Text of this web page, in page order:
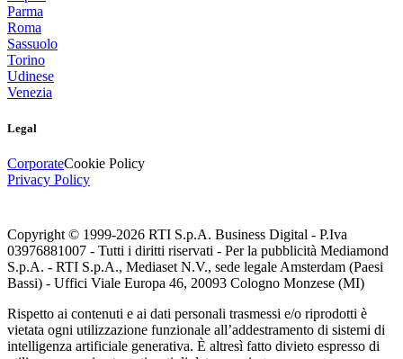
Parma
Roma
Sassuolo
Torino
Udinese
Venezia
Legal
CorporateCookie Policy
Privacy Policy
Copyright © 1999-2026 RTI S.p.A. Business Digital - P.Iva
03976881007 - Tutti i diritti riservati - Per la pubblicità Mediamond
S.p.A. - RTI S.p.A., Mediaset N.V., sede legale Amsterdam (Paesi
Bassi) - Uffici Viale Europa 46, 20093 Cologno Monzese (MI)
Rispetto ai contenuti e ai dati personali trasmessi e/o riprodotti è
vietata ogni utilizzazione funzionale all’addestramento di sistemi di
intelligenza artificiale generativa. È altresì fatto divieto espresso di